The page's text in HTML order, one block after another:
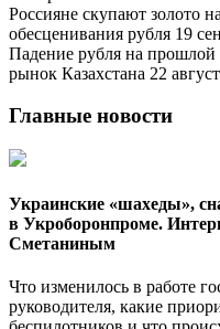
Россияне скупают золото
обесценивания рубля 19
Падение рубля на
рынок Казахстана 22
Главные новости
Украинские «шахеды»,
в Укроборонпроме.
Сметаниным
Что изменилось в работе
руководителя, какие